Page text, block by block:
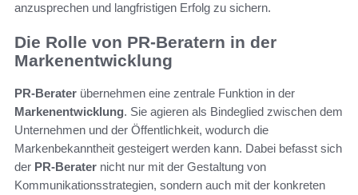
anzusprechen und langfristigen Erfolg zu sichern.
Die Rolle von PR-Beratern in der
Markenentwicklung
PR-Berater übernehmen eine zentrale Funktion in der
Markenentwicklung. Sie agieren als Bindeglied zwischen dem
Unternehmen und der Öffentlichkeit, wodurch die
Markenbekanntheit gesteigert werden kann. Dabei befasst sich
der PR-Berater nicht nur mit der Gestaltung von
Kommunikationsstrategien, sondern auch mit der konkreten